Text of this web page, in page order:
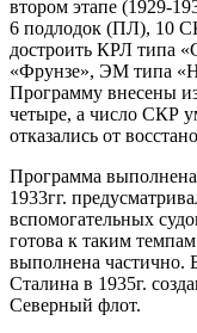
втором этапе (1929-
6 подлодок (ПЛ), 10
достроить КРЛ типа
«Фрунзе», ЭМ типа
Программу внесены
четыре, а число СКР
отказались от
Программа
1933гг.
вспомогательных
готова к таким
выполнена частично.
Сталина в 1935г.
Северный флот.